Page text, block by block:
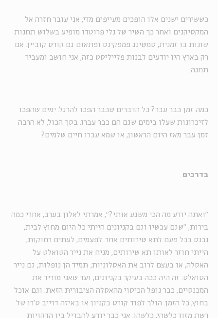
כששירים ישנים אלו הופכים מעייפים מדי, אני עובר חזרה אל
המקסיקנים ואחר כך השיר של נלי פרוטדו מופיע בשלוש תחנות
שונות בו זמנית, סמשינג פמפקינס ופתאום גם קורט קוביין. אם
רק בארץ היו יודעים לבנות פלייליסט כזה, אני חושב ומעביר
תחנה.
כמה זמן כבר עבר? כל הדברים שכבר הפכו להרגל. ימים שהפכו
לזיכרונות שעלו בימים שגם הם כבר עברו. בסך הכול, לא הרבה
זמן עבר מאז היום הראשון, או שמא עברו חיים שלמים?
בדרכים
"ואתה יודע מה הכי משגע אותי?", אמרתי לאלון בערב, אחרי כמה
בירות, "שגם עכשיו וגם בקניונים הייתי כל היום מחוץ לבית,
נכנס בכל פעם לתא שירותים אחר. לפעמים, לעתים רחוקות,
הייתי חוזר לאותו תא שירותים, מניח את נייר הטואלט על
האסלה, או בעצם לרוב את האסלוניות; תמיד הן נופלות, גם נייר
הטואלט. זה היה ככה בעיקר בקניונים, ועד שאני מוריד את
המכנסיים, כבר נופל הכיסוי מהאסלה הציבורית הזאת. וגם אוכל
בחוץ, כל הזמן. הולך לפוד קורט בקניון או באיזה דרייב ט'רו של
רשת מזון כלשהי, כלשהו. אני כבר יודע להבדיל בין הדקויות